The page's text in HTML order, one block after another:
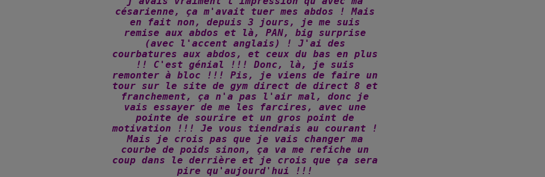
césarienne, ça m'avait tuer mes abdos ! Mais
en fait non, depuis 3 jours, je me suis
remise aux abdos et là, PAN, big surprise
(avec l'accent anglais) ! J'ai des
courbatures aux abdos, et ceux du bas en plus
!! C'est génial !!! Donc, là, je suis
remonter à bloc !!! Pis, je viens de faire un
tour sur le site de gym direct de direct 8 et
franchement, ça n'a pas l'air mal, donc je
vais essayer de me les farcires, avec une
pointe de sourire et un gros point de
motivation !!! Je vous tiendrais au courant !
Mais je crois pas que je vais changer ma
courbe de poids sinon, ça va me refiche un
coup dans le derrière et je crois que ça sera
pire qu'aujourd'hui !!!